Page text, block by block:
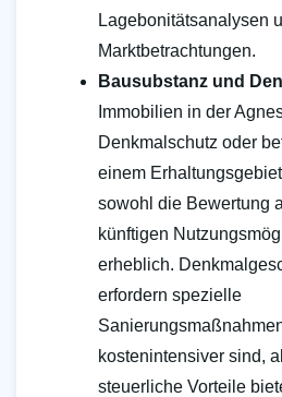
Lagebonitätsanalysen
Marktbetrachtungen.
Bausubstanz und
Immobilien in der
Denkmalschutz oder
einem
sowohl die Bewertung
künftigen
erheblich.
erfordern spezielle
kostenintensiver sind,
steuerliche Vorteile